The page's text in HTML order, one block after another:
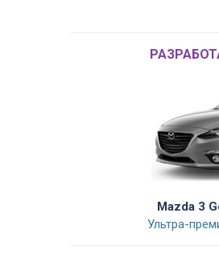
Mazda 3
Ультра-